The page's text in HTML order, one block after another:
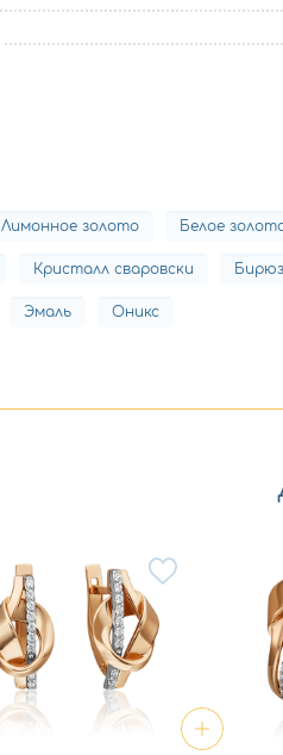
Лимонное золото Белое
Кристалл сваровски
Эмаль Оникс